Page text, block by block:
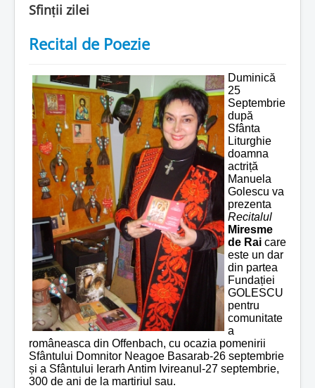
Foaia Parohiei
Activitati copii si tineri
Contact
Sfinții zilei
Recital de Poezie
Duminică
25
Septembrie
după
Sfânta
Liturghie
doamna
actriță
Manuela
Golescu va
prezenta
Recitalul
Miresme
de Rai care
este un dar
din partea
Fundației
GOLESCU
pentru
comunitate
a
româneasca din Offenbach, cu ocazia pomenirii
Sfântului Domnitor Neagoe Basarab-26 septembrie
și a Sfântului Ierarh Antim Ivireanul-27 septembrie,
300 de ani de la martiriul sau.